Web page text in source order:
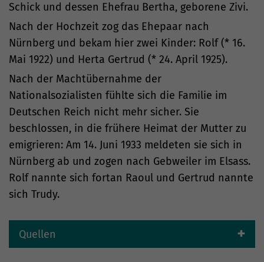
Schick und dessen Ehefrau Bertha, geborene Zivi.
Nach der Hochzeit zog das Ehepaar nach
Nürnberg und bekam hier zwei Kinder: Rolf (* 16.
Mai 1922) und Herta Gertrud (* 24. April 1925).
Nach der Machtübernahme der
Nationalsozialisten fühlte sich die Familie im
Deutschen Reich nicht mehr sicher. Sie
beschlossen, in die frühere Heimat der Mutter zu
emigrieren: Am 14. Juni 1933 meldeten sie sich in
Nürnberg ab und zogen nach Gebweiler im Elsass.
Rolf nannte sich fortan Raoul und Gertrud nannte
sich Trudy.
Quellen